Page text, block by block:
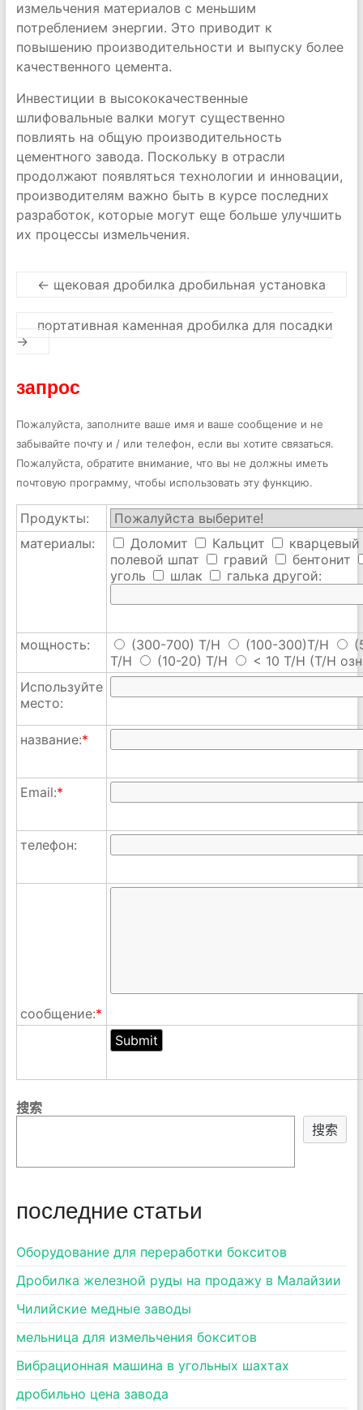
измельчения материалов с меньшим
потреблением энергии. Это приводит к
повышению производительности и выпуску более
качественного цемента.
Инвестиции в высококачественные
шлифовальные валки могут существенно
повлиять на общую производительность
цементного завода. Поскольку в отрасли
продолжают появляться технологии и инновации,
производителям важно быть в курсе последних
разработок, которые могут еще больше улучшить
их процессы измельчения.
← щековая дробилка дробильная установка
портативная каменная дробилка для посадки
→
запрос
Пожалуйста, заполните ваше имя и ваше сообщение и не
забывайте почту и / или телефон, если вы хотите связаться.
Пожалуйста, обратите внимание, что вы не должны иметь
почтовую программу, чтобы использовать эту функцию.
Продукты:
материалы:
Доломит Кальцит
кварцевый
полевой шпат
гравий
бентонит
уголь
шлак галька другой:
мощность: (300-700) T/H (100-300)T/H
T/H
(10-20) T/H < 10 T/H (T/H
Используйте
место:
название:*
Email:*
телефон:
сообщение:*
搜索
搜索
последние статьи
Оборудование для переработки бокситов
Дробилка железной руды на продажу в Малайзии
Чилийские медные заводы
мельница для измельчения бокситов
Вибрационная машина в угольных шахтах
дробильно цена завода